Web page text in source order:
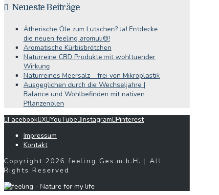
Neueste Beiträge
Ätherische Öle zum Lutschen? Ja! Entdecke
die neuen feeling aromuli®!
Aromatische Kürbisbrötchen
Naturreine CBD Produkte mit wohltuender
Wirkung
Naturreines Meersalz – frei von Mikroplastik
Ausgeglichen durch die Wechseljahre |
Balance und Wohlbefinden mit nativen
Pflanzenölen
Facebook X YouTube Instagram Pinterest
Impressum
Kontakt
Copyright 2026 feeling Ges.m.b.H. | All
Rights Reserved